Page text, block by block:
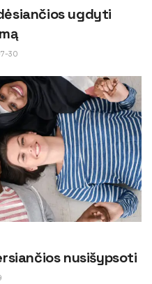
ugdyti
30
nusišypsoti